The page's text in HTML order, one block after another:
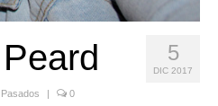
5
DIC 2017
| 0